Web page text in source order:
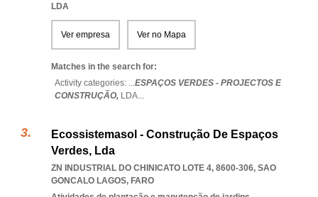
LDA
Ver empresa Ver no Mapa
Matches in the search for:
Activity categories: ...ESPAÇOS VERDES - PROJECTOS E
CONSTRUÇÃO, LDA...
Ecossistemasol - Construção De Espaços
Verdes, Lda
ZN INDUSTRIAL DO CHINICATO LOTE 4, 8600-306, SAO
GONCALO LAGOS, FARO